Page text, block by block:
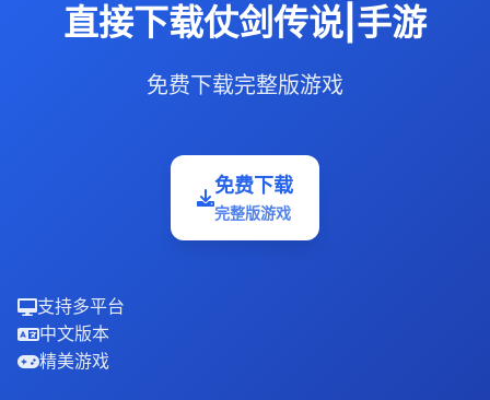
直接下载仗剑传说|手游
免费下载完整版游戏
免费下载
完整版游戏
支持多平台
中文版本
精美游戏